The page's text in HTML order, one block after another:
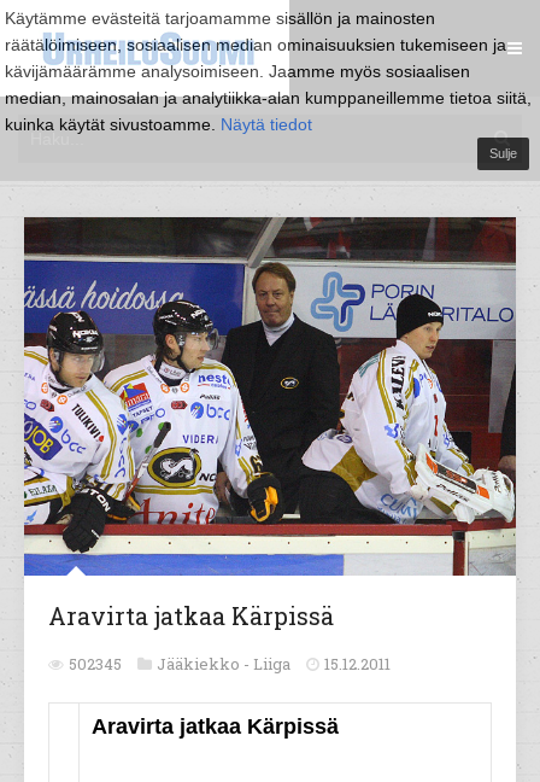
Käytämme evästeitä tarjoamamme sisällön ja mainosten
räätälöimiseen, sosiaalisen median ominaisuuksien tukemiseen ja
kävijämäärämme analysoimiseen. Jaamme myös sosiaalisen
median, mainosalan ja analytiikka-alan kumppaneillemme tietoa siitä,
kuinka käytät sivustoamme. Näytä tiedot
Sulje
Aravirta jatkaa Kärpissä
502345 Jääkiekko - Liiga 15.12.2011
Aravirta jatkaa Kärpissä